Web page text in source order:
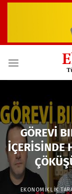
GÖREVİ
İÇERİSİNDE
EKONOMIKLIK